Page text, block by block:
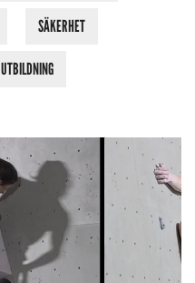
SÄKERHET
UTBILDNING